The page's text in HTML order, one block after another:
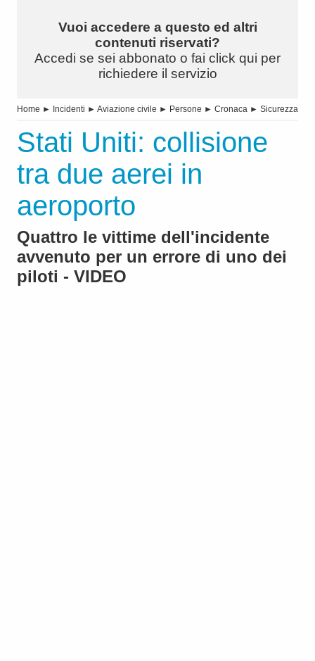
Vuoi accedere a questo ed altri
contenuti riservati?
Accedi se sei abbonato o fai click qui per
richiedere il servizio
Home ► Incidenti ► Aviazione civile ► Persone ► Cronaca ► Sicurezza
Stati Uniti: collisione
tra due aerei in
aeroporto
Quattro le vittime dell'incidente
avvenuto per un errore di uno dei
piloti - VIDEO